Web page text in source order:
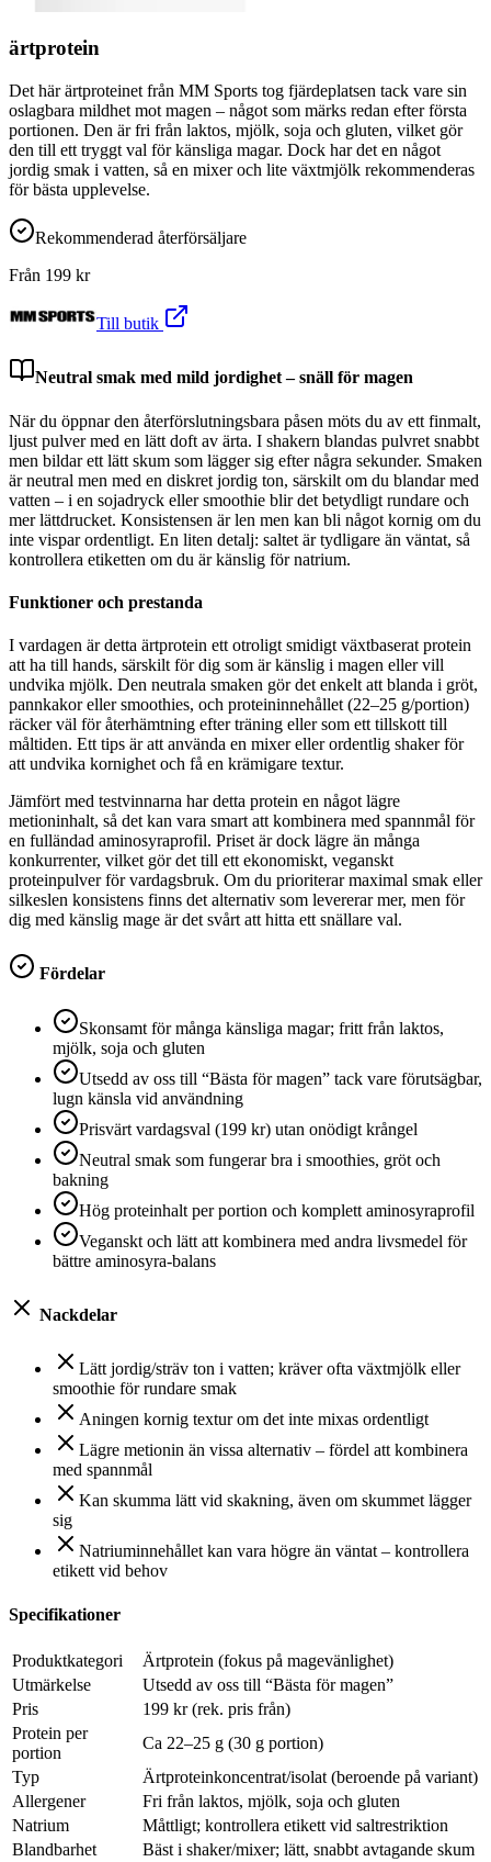
ärtprotein
Det här ärtproteinet från MM Sports tog fjärdeplatsen tack vare sin
oslagbara mildhet mot magen – något som märks redan efter första
portionen. Den är fri från laktos, mjölk, soja och gluten, vilket gör
den till ett tryggt val för känsliga magar. Dock har det en något
jordig smak i vatten, så en mixer och lite växtmjölk rekommenderas
för bästa upplevelse.
Rekommenderad återförsäljare
Från 199 kr
Till butik
Neutral smak med mild jordighet – snäll för magen
När du öppnar den återförslutningsbara påsen möts du av ett finmalt,
ljust pulver med en lätt doft av ärta. I shakern blandas pulvret snabbt
men bildar ett lätt skum som lägger sig efter några sekunder. Smaken
är neutral men med en diskret jordig ton, särskilt om du blandar med
vatten – i en sojadryck eller smoothie blir det betydligt rundare och
mer lättdrucket. Konsistensen är len men kan bli något kornig om du
inte vispar ordentligt. En liten detalj: saltet är tydligare än väntat, så
kontrollera etiketten om du är känslig för natrium.
Funktioner och prestanda
I vardagen är detta ärtprotein ett otroligt smidigt växtbaserat protein
att ha till hands, särskilt för dig som är känslig i magen eller vill
undvika mjölk. Den neutrala smaken gör det enkelt att blanda i gröt,
pannkakor eller smoothies, och proteininnehållet (22–25 g/portion)
räcker väl för återhämtning efter träning eller som ett tillskott till
måltiden. Ett tips är att använda en mixer eller ordentlig shaker för
att undvika kornighet och få en krämigare textur.
Jämfört med testvinnarna har detta protein en något lägre
metioninhalt, så det kan vara smart att kombinera med spannmål för
en fulländad aminosyraprofil. Priset är dock lägre än många
konkurrenter, vilket gör det till ett ekonomiskt, veganskt
proteinpulver för vardagsbruk. Om du prioriterar maximal smak eller
silkeslen konsistens finns det alternativ som levererar mer, men för
dig med känslig mage är det svårt att hitta ett snällare val.
Fördelar
Skonsamt för många känsliga magar; fritt från laktos,
mjölk, soja och gluten
Utsedd av oss till “Bästa för magen” tack vare förutsägbar,
lugn känsla vid användning
Prisvärt vardagsval (199 kr) utan onödigt krångel
Neutral smak som fungerar bra i smoothies, gröt och
bakning
Hög proteinhalt per portion och komplett aminosyraprofil
Veganskt och lätt att kombinera med andra livsmedel för
bättre aminosyra-balans
Nackdelar
Lätt jordig/sträv ton i vatten; kräver ofta växtmjölk eller
smoothie för rundare smak
Aningen kornig textur om det inte mixas ordentligt
Lägre metionin än vissa alternativ – fördel att kombinera
med spannmål
Kan skumma lätt vid skakning, även om skummet lägger
sig
Natriuminnehållet kan vara högre än väntat – kontrollera
etikett vid behov
Specifikationer
Produktkategori
Ärtprotein (fokus på magevänlighet)
Utmärkelse
Utsedd av oss till “Bästa för magen”
Pris
199 kr (rek. pris från)
Protein per
portion
Ca 22–25 g (30 g portion)
Typ
Ärtproteinkoncentrat/isolat (beroende på variant)
Allergener
Fri från laktos, mjölk, soja och gluten
Natrium
Måttligt; kontrollera etikett vid saltrestriktion
Blandbarhet
Bäst i shaker/mixer; lätt, snabbt avtagande skum